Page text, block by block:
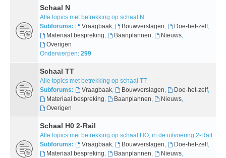
Schaal N
Alle topics met betrekking op schaal N
Subforums:
Vraagbaak, Bouwverslagen, Doe-het-zelf,
Materiaal bespreking, Baanplannen, Nieuws,
Overigen
Onderwerpen: 299
Schaal TT
Alle topics met betrekking op schaal TT
Subforums:
Vraagbaak, Bouwverslagen, Doe-het-zelf,
Materiaal bespreking, Baanplannen, Nieuws,
Overigen
Schaal H0 2-Rail
Alle topics met betrekking op schaal HO, in de uitvoering 2-Rail
Subforums:
Vraagbaak, Bouwverslagen, Doe-het-zelf,
Materiaal bespreking, Baanplannen, Nieuws,